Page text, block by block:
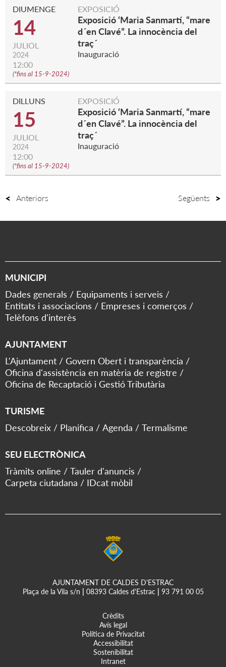
DIUMENGE
14
JULIOL
2024
12:00
(*fins al 15-9-2024)
EXPOSICIÓ
Exposició ‘Maria Sanmartí, “mare
d´en Clavé”. La innocència del
traç´
Inauguració
DILLUNS
15
JULIOL
2024
12:00
(*fins al 15-9-2024)
EXPOSICIÓ
Exposició ‘Maria Sanmartí, “mare
d´en Clavé”. La innocència del
traç´
Inauguració
Anteriors Següents
MUNICIPI
Dades generals
Equipaments i serveis
Entitats i associacions
Empreses i comerços
Telèfons d'interès
AJUNTAMENT
L'Ajuntament
Govern Obert i transparència
Oficina d'assistència en matèria de registre
Oficina de Recaptació i Gestió Tributària
TURISME
Descobreix
Planifica Agenda Termalisme
SEU ELECTRÒNICA
Tràmits online
Tauler d'anuncis
Carpeta ciutadana
IDcat mòbil
AJUNTAMENT DE CALDES D'ESTRAC
Plaça de la Vila s/n
08393 Caldes d'Estrac 93 791 00 05
Crèdits
Avís legal
Política de Privacitat
Accessibilitat
Sostenibilitat
Intranet